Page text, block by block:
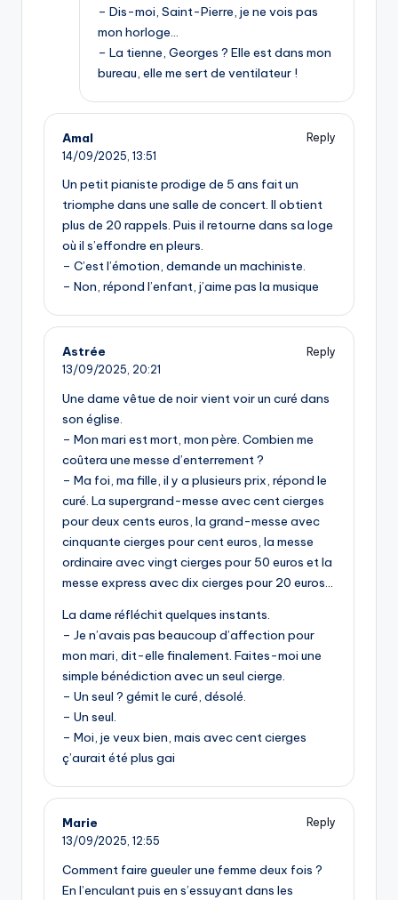
– Dis-moi, Saint-Pierre, je ne vois pas
mon horloge…
– La tienne, Georges ? Elle est dans mon
bureau, elle me sert de ventilateur !
Amal
Reply
14/09/2025, 13:51
Un petit pianiste prodige de 5 ans fait un
triomphe dans une salle de concert. Il obtient
plus de 20 rappels. Puis il retourne dans sa loge
où il s’effondre en pleurs.
– C’est l’émotion, demande un machiniste.
– Non, répond l’enfant, j’aime pas la musique
Astrée
Reply
13/09/2025, 20:21
Une dame vêtue de noir vient voir un curé dans
son église.
– Mon mari est mort, mon père. Combien me
coûtera une messe d’enterrement ?
– Ma foi, ma fille, il y a plusieurs prix, répond le
curé. La supergrand-messe avec cent cierges
pour deux cents euros, la grand-messe avec
cinquante cierges pour cent euros, la messe
ordinaire avec vingt cierges pour 50 euros et la
messe express avec dix cierges pour 20 euros…
La dame réfléchit quelques instants.
– Je n’avais pas beaucoup d’affection pour
mon mari, dit-elle finalement. Faites-moi une
simple bénédiction avec un seul cierge.
– Un seul ? gémit le curé, désolé.
– Un seul.
– Moi, je veux bien, mais avec cent cierges
ç’aurait été plus gai
Marie
Reply
13/09/2025, 12:55
Comment faire gueuler une femme deux fois ?
En l’enculant puis en s’essuyant dans les